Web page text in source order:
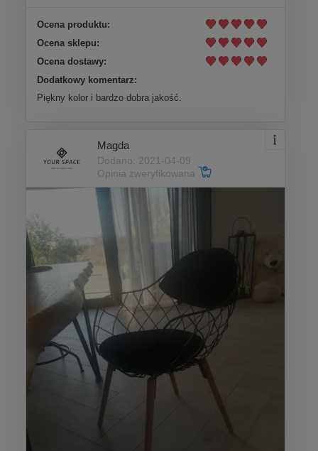
Ocena produktu:
Ocena sklepu:
Ocena dostawy:
Dodatkowy komentarz:
Piękny kolor i bardzo dobra jakość.
Magda
Dodano: 2021-04-09
Opinia zweryfikowana